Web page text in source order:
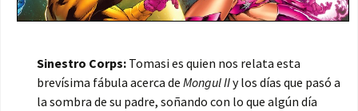
Sinestro Corps: Tomasi es quien nos relata esta
brevísima fábula acerca de Mongul IIy los días que pasó a
la sombra de su padre, soñando con lo que algún día